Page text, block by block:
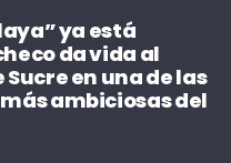
ya está
da vida al
en una de las
ambiciosas del